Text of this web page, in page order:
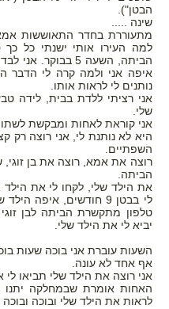
הבטן").
שינה .....
מתעוררת בחדר התאוששות אמא
למה העירו אותי ישנתי כל
הביתה, השעה 5 בבוקר. אני לבד לא מבינה מה קורה
איפה אני ולמה קרה לי הדבר
נותנים לי לראות אותו.
אני רציתי ללדת בבית, לידה
שלי.
אני קוראת לאחות ומבקשת
היא לא נותנת לי, אני רוצה
השפתיים.
רוצה את אמא, רוצה את בן זוגי,
הביתה.
את הילד שלי, לקחו לי את הילד
לי בבטן 9 חודשים, איפה
טלפון מתקשרת הביתה לבן
יביא לי את הילד שלי.
השעות עוברת אני בוכה שעות
אף אחד לא עונה.
אני רוצה את הילד שלי תביאו לי
האחות אומרת שבמחלקה יתנו
לראות את הילד שלי ובוכה ובוכה